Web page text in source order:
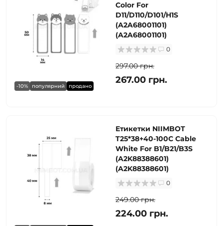
-10% популярний продано
Color For
D11/D110/D101/H1S
(A2A68001101)
(A2A68001101)
0
297.00 грн.
267.00 грн.
Етикетки NIIMBOT
T25*38+40-100C Cable
White For B1/B21/B3S
(A2K88388601)
(A2K88388601)
0
249.00 грн.
224.00 грн.